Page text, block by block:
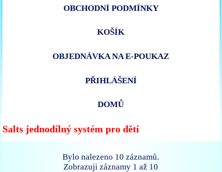
OBCHODNÍ PODMÍNKY
KOŠÍK
OBJEDNÁVKA NA E-POUKAZ
PŘIHLÁŠENÍ
DOMŮ
Salts jednodílný systém pro děti
Bylo nalezeno 10 záznamů.
Zobrazuji záznamy 1 až 10